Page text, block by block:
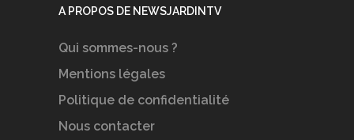
A PROPOS DE NEWSJARDINTV
Qui sommes-nous ?
Mentions légales
Politique de confidentialité
Nous contacter